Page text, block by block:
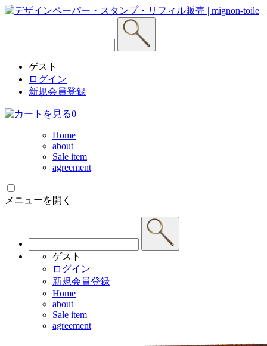
ゲスト
ログイン
新規会員登録
0
Home
about
Sale item
agreement
メニューを開く
ゲスト
ログイン
新規会員登録
Home
about
Sale item
agreement